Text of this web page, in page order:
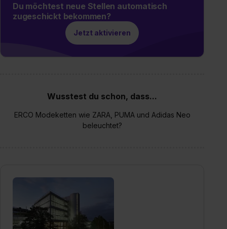
Du möchtest neue Stellen automatisch
zugeschickt bekommen?
Jetzt aktivieren
Wusstest du schon, dass...
ERCO Modeketten wie ZARA, PUMA und Adidas Neo
beleuchtet?